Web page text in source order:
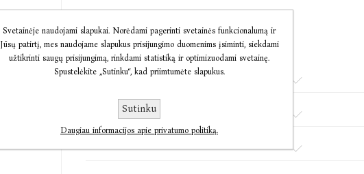
Į KREPŠELĮ
Informacija
Komentarai
Svetainėje naudojami slapukai. Norėdami pagerinti svetainės funkcionalumą ir
Jūsų patirtį, mes naudojame slapukus prisijungimo duomenims įsiminti, siekdami
užtikrinti saugų prisijungimą, rinkdami statistiką ir optimizuodami svetainę.
Spustelėkite „Sutinku“, kad priimtumėte slapukus.
Sutinku
Daugiau informacijos apie privatumo politiką.